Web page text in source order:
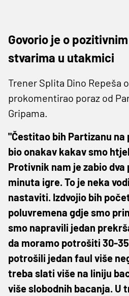
Govorio je o
stvarima u utakmici
Trener Splita Dino Repeša
prokomentirao poraz od
Gripama.
"Čestitao bih Partizanu na
bio onakav kakav smo
Protivnik nam je zabio dva
minuta igre. To je neka
nastaviti. Izdvojio bih
poluvremena gdje smo
smo napravili jedan
da moramo potrošiti 30-
potrošili jedan faul više
treba slati više na liniju
više slobodnih bacanja. U